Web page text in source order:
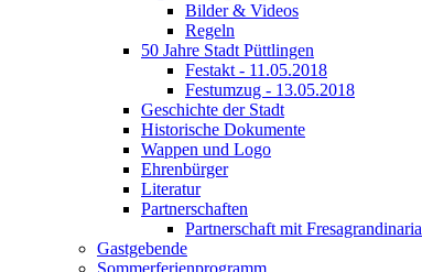
Bilder & Videos
Regeln
50 Jahre Stadt Püttlingen
Festakt - 11.05.2018
Festumzug - 13.05.2018
Geschichte der Stadt
Historische Dokumente
Wappen und Logo
Ehrenbürger
Literatur
Partnerschaften
Partnerschaft mit Fresagrandinaria
Gastgebende
Sommerferienprogramm